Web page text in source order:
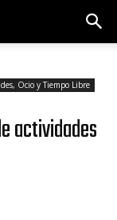
Ocio y Tiempo Libre
actividades